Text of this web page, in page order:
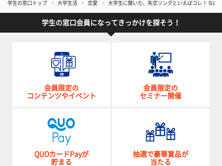
学生の窓口トップ 大学生活 恋愛 大学生に聞いた、失恋ソングといえばコレ！ な曲
学生の窓口会員になってきっかけを探そう！
会員限定の
コンテンツやイベント
会員限定の
セミナー開催
QUOカードPayが
貯まる
抽選で豪華賞品が
当たる